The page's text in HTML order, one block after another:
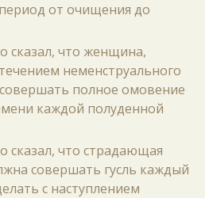
от очищения до
сказал, что женщина,
неменструального
полное омовение
каждой полуденной
сказал, что страдающая
совершать гусль каждый
с наступлением